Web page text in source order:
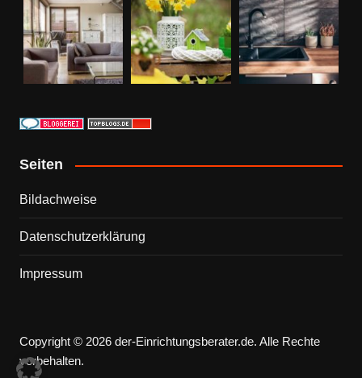
Seiten
Bildachweise
Datenschutzerklärung
Impressum
Copyright © 2026 der-Einrichtungsberater.de. Alle Rechte
vorbehalten.